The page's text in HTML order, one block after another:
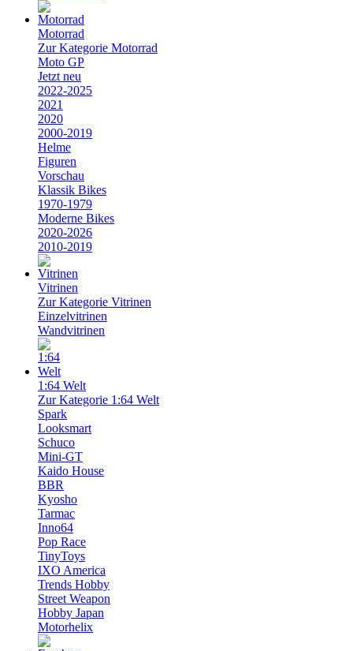
Motorrad
Zur Kategorie Motorrad
Moto GP
Jetzt neu
2022-2025
2021
2020
2000-2019
Helme
Figuren
Vorschau
Klassik Bikes
1970-1979
Moderne Bikes
2020-2026
2010-2019
Vitrinen
Zur Kategorie Vitrinen
Einzelvitrinen
Wandvitrinen
1:64 Welt
Zur Kategorie 1:64 Welt
Spark
Looksmart
Schuco
Mini-GT
Kaido House
BBR
Kyosho
Tarmac
Inno64
Pop Race
TinyToys
IXO America
Trends Hobby
Street Weapon
Hobby Japan
Motorhelix